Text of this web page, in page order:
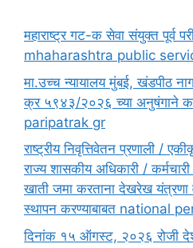
महाराष्ट्र गट-क सेवा संयुक्त पूर्व
mhaharashtra public
मा.उच्च न्यायालय मुंबई, खंडपीठ
क्र ५९४३/२०२६ च्या अनुषंगाने
paripatrak gr
राष्ट्रीय निवृत्तिवेतन प्रणाली /
राज्य शासकीय अधिकारी /
खाती जमा करताना देखरेख यंत्रणा
स्थापन करण्याबाबत national
दिनांक १५ ऑगस्ट, २०२६ रोजी